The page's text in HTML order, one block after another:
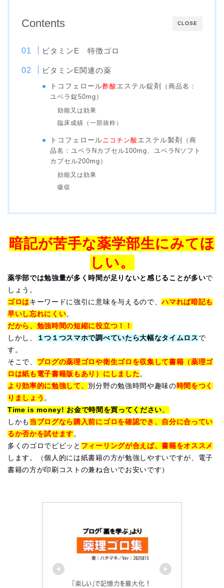
CLOSE
Contents
ビタミンE 特徴ゴロ
ビタミンE関連の薬
トコフェロール酢酸 エステル錠剤
（商品名：
ユベラ錠50mg）
効能又は効果
臨床成績（一部抜粋）
トコフェロールニコチン酸 エステル製剤
（商
品名：ユベラNカプセル100mg、ユベラNソフト
カプセル200mg）
効能又は効果
吸収
暗記が苦手な薬学部生にみてほ
しい。
薬学部では勉強量が多く時間が足りないと感じることが多いで
しょう。
ゴロはキーワードに強引に意味を与えるので、ハマれば暗記も
早いし忘れにくい。
だから、勉強時間の短縮に役立つ！！
しかし、
１つ１つスマホで調べていたら大幅なタイムロス で
す。
そこで、 ブログの薬理ゴロや衛生ゴロを収集して書籍（薬理ゴ
ロは紙も電子書籍版もあり）にしました。
より効率的に勉強して、 別分野の勉強時間や趣味の時間をつく
りましょう 。
Time is money! お金で時間を買ってください。
しかも 当ブログなら購入前にゴロを確認でき、自分に合ってい
るか否かを試せます。
多くのゴロでビビッと フィーリングが合えば、書籍をオススメ
します。（個人的には紙書籍の方が勉強しやすいですが、電子
書籍の方が印刷コストの兼ね合いでお安いです）